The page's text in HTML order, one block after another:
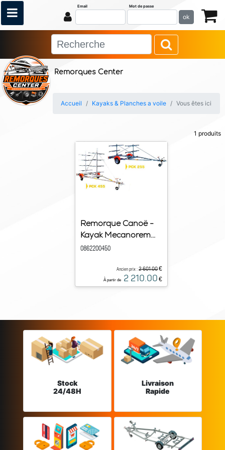
Remorques Center
Email Mot de passe
ok
Accueil Kayaks & Planches a voile Vous êtes ici
1 produits
Remorque Canoë -
Kayak Mecanorem...
0862200450
Ancien prix :2 601.00€
À partir de 2 210.00 €
Stock
24/48H
Livraison
Rapide